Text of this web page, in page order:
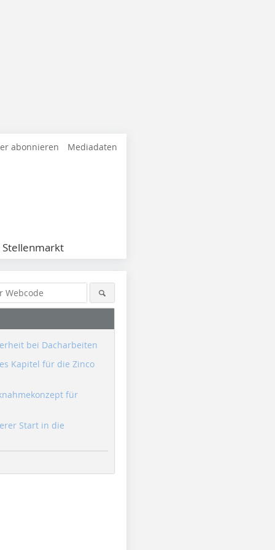
abonnieren Mediadaten
Stellenmarkt
bei Dacharbeiten
Kapitel für die Zinco
für
Start in die